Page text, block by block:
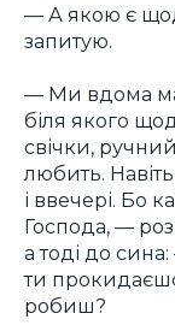
— А якою є
запитую.
— Ми вдома
біля якого
свічки,
любить.
і ввечері. Бо
Господа, —
а тоді до
ти
робиш?